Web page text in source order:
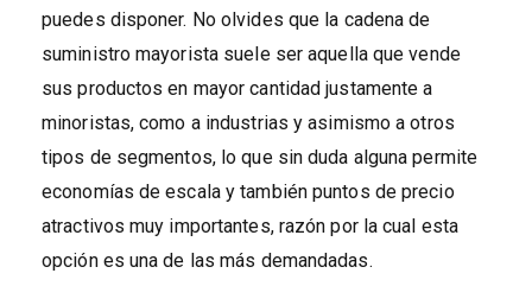
puedes disponer. No olvides que la cadena de
suministro mayorista suele ser aquella que vende
sus productos en mayor cantidad justamente a
minoristas, como a industrias y asimismo a otros
tipos de segmentos, lo que sin duda alguna permite
economías de escala y también puntos de precio
atractivos muy importantes, razón por la cual esta
opción es una de las más demandadas.